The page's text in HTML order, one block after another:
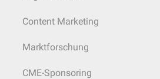
Content Marketing
Marktforschung
CME-Sponsoring